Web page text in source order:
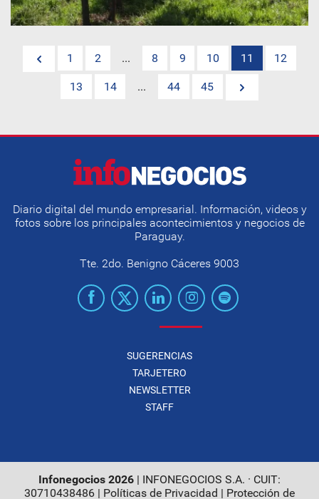
1 2 ... 8 9 10 11 12
13 14 ... 44 45
Diario digital del mundo empresarial. Información, videos y
fotos sobre los principales acontecimientos y negocios de
Paraguay.
Tte. 2do. Benigno Cáceres 9003
SUGERENCIAS
TARJETERO
NEWSLETTER
STAFF
Infonegocios 2026 | INFONEGOCIOS S.A. · CUIT:
30710438486 | Políticas de Privacidad | Protección de